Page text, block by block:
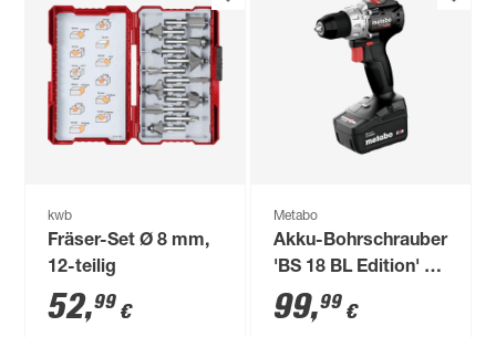
kwb
Fräser-Set Ø 8 mm,
12-teilig
52,99 €
Metabo
Akku-Bohrschrauber
'BS 18 BL Edition' 18
V mit Akku und
Ladegerät
99,99 €